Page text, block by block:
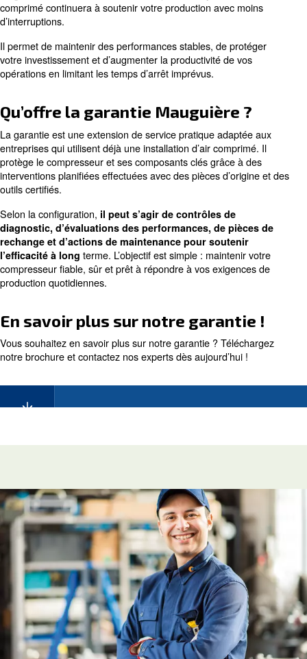
Performances constantes du système grâce à une
planifiée, ce qui vous donne confiance dans vos
production quotidiens.
Pourquoi la garantie est-elle
importante pour votre
compresseur ?
La garantie vous donne l’assurance que votre système
d’interruptions.
Il permet de maintenir des performances stables, de
votre investissement et d’augmenter la productivité de
opérations en limitant les temps d’arrêt imprévus.
Qu’offre la garantie Mauguière
La garantie est une extension de service pratique
interventions planifiées effectuées avec des pièces
rechange et d’actions de maintenance pour
l’efficacité à long
terme. L’objectif est simple :
compresseur fiable, sûr et prêt à répondre à vos
production quotidiennes.
En savoir plus sur notre
Vous souhaitez en savoir plus sur notre garantie ?
notre brochure et contactez nos experts dès aujourd’hui